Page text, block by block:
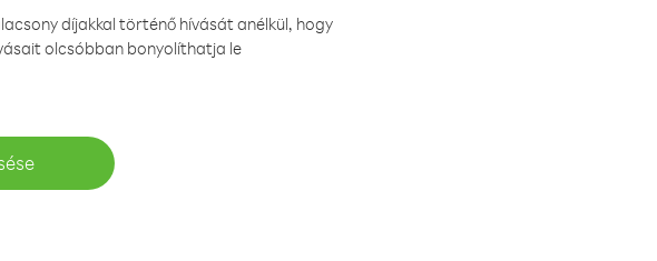
díjakkal történő hívását anélkül, hogy
olcsóbban bonyolíthatja le